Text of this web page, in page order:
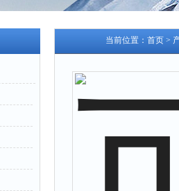
当前位置： 首页 >